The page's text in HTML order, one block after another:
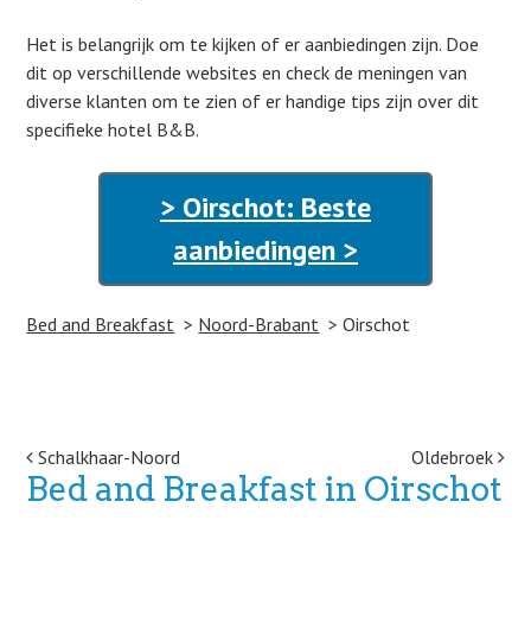
Het is belangrijk om te kijken of er aanbiedingen zijn. Doe
dit op verschillende websites en check de meningen van
diverse klanten om te zien of er handige tips zijn over dit
specifieke hotel B&B.
> Oirschot: Beste
aanbiedingen >
Bed and Breakfast Noord-Brabant Oirschot
Post navigation
Schalkhaar-Noord Oldebroek
Bed and Breakfast in Oirschot